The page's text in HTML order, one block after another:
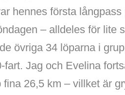
hennes första
– alldeles för lite
övriga 34 löparna i
fart. Jag och Evelina
fina 26,5 km – villket är